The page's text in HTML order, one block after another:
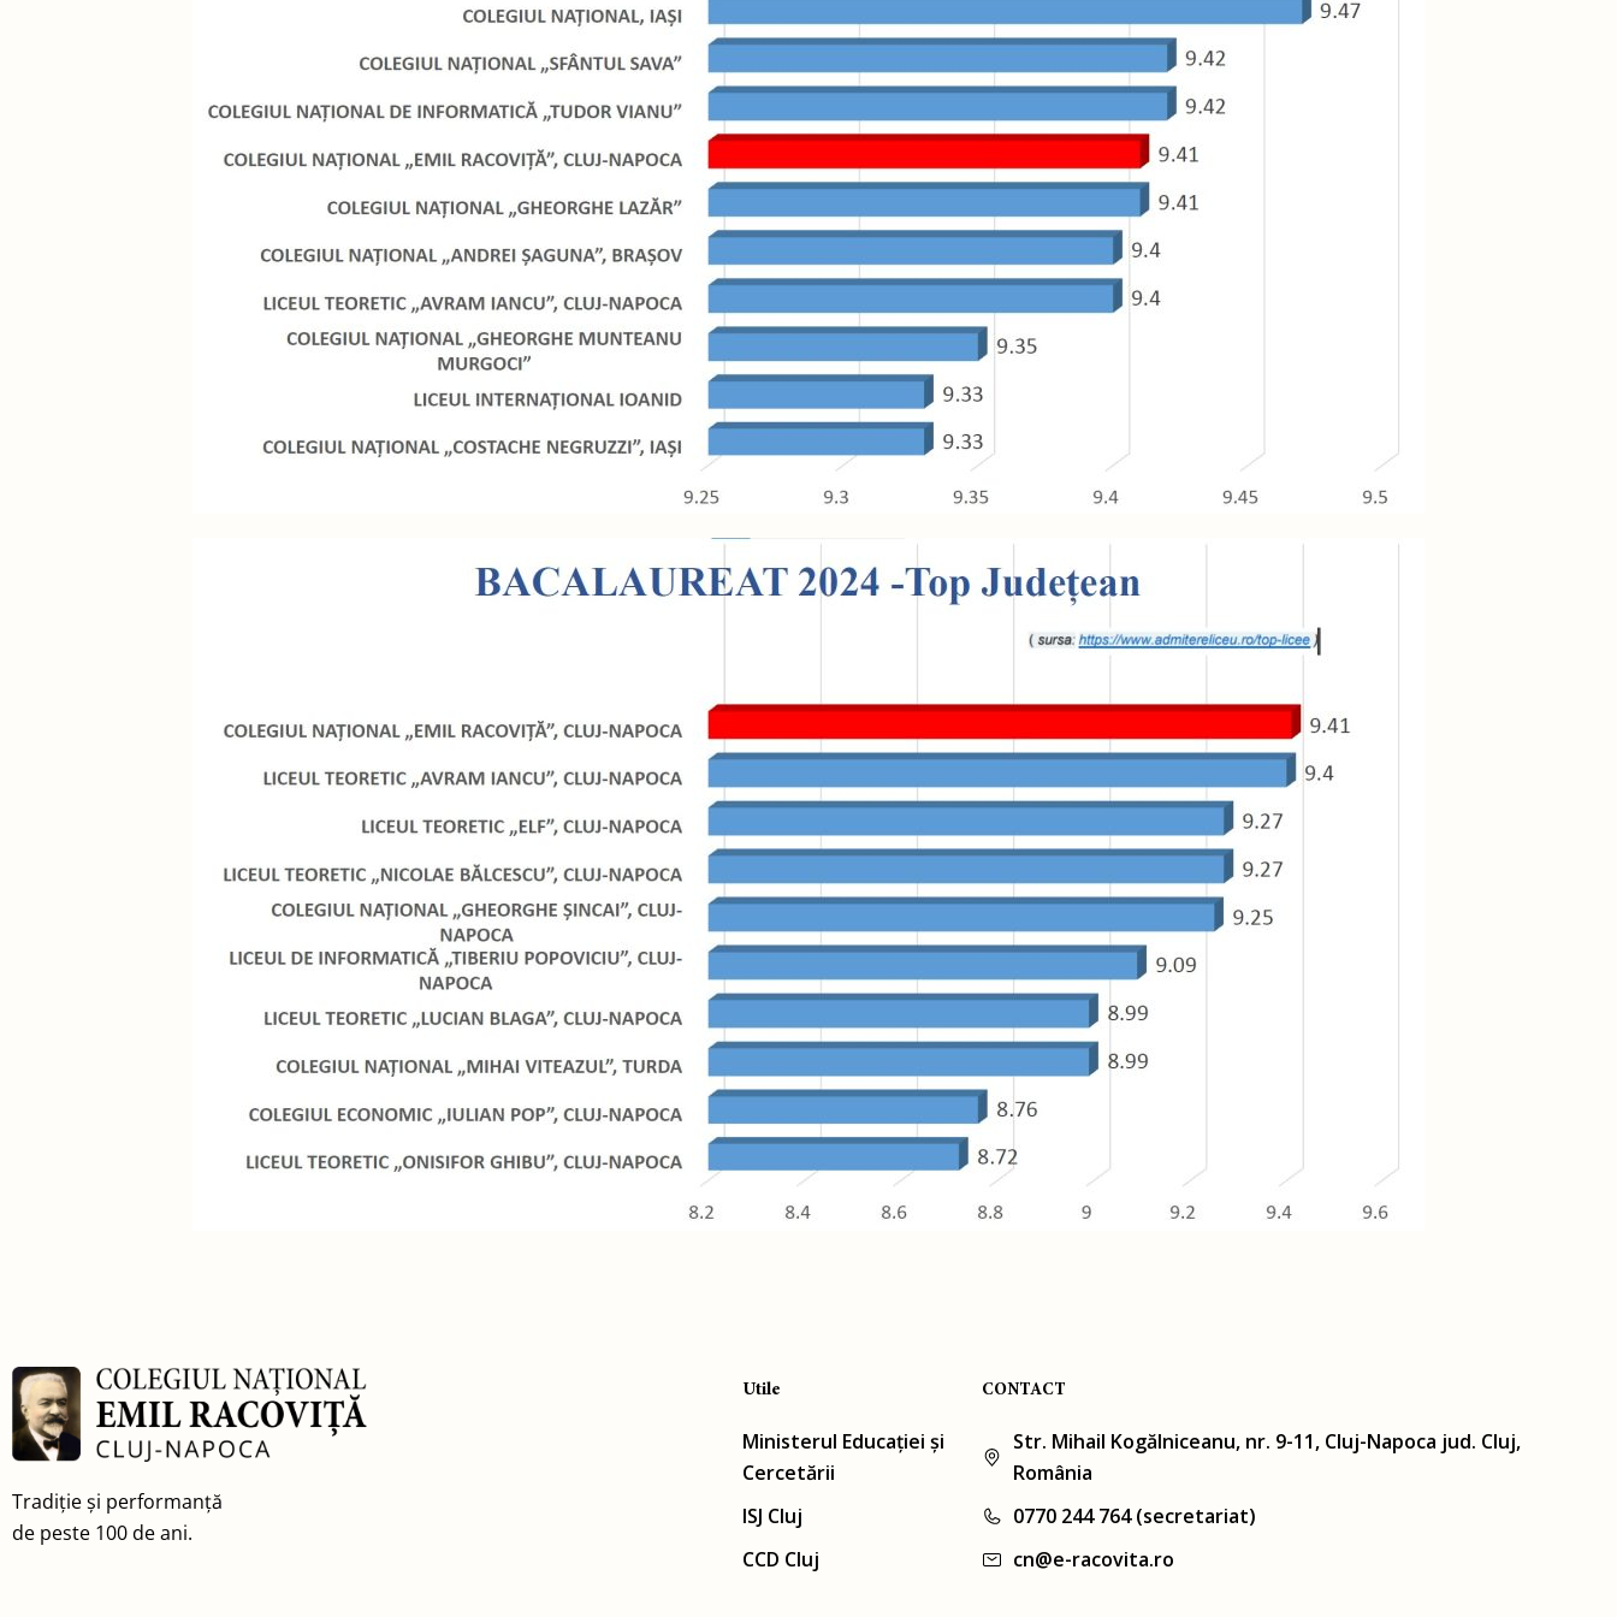
Tradiție și performanță
de peste 100 de ani.
Utile
Ministerul Educației și
Cercetării
ISJ Cluj
CCD Cluj
CONTACT
Str. Mihail Kogălniceanu, nr. 9-11, Cluj-Napoca jud. Cluj,
România
0770 244 764 (secretariat)
cn@e-racovita.ro